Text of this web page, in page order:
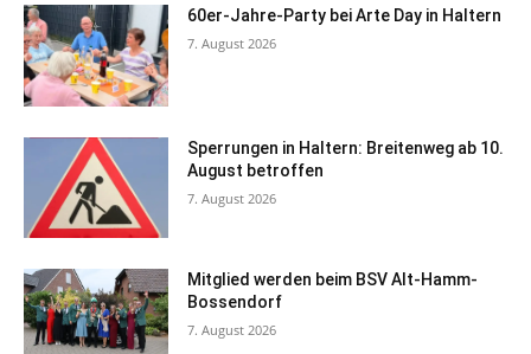
60er-Jahre-Party bei Arte Day in Haltern
7. August 2026
Sperrungen in Haltern: Breitenweg ab 10.
August betroffen
7. August 2026
Mitglied werden beim BSV Alt-Hamm-
Bossendorf
7. August 2026